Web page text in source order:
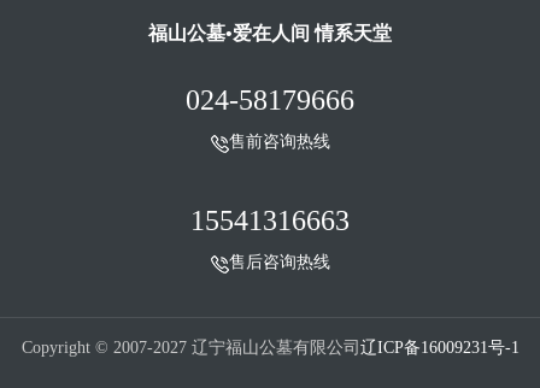
福山公墓•爱在人间 情系天堂
024-58179666
售前咨询热线
15541316663
售后咨询热线
Copyright © 2007-2027 辽宁福山公墓有限公司 辽ICP备16009231号-1